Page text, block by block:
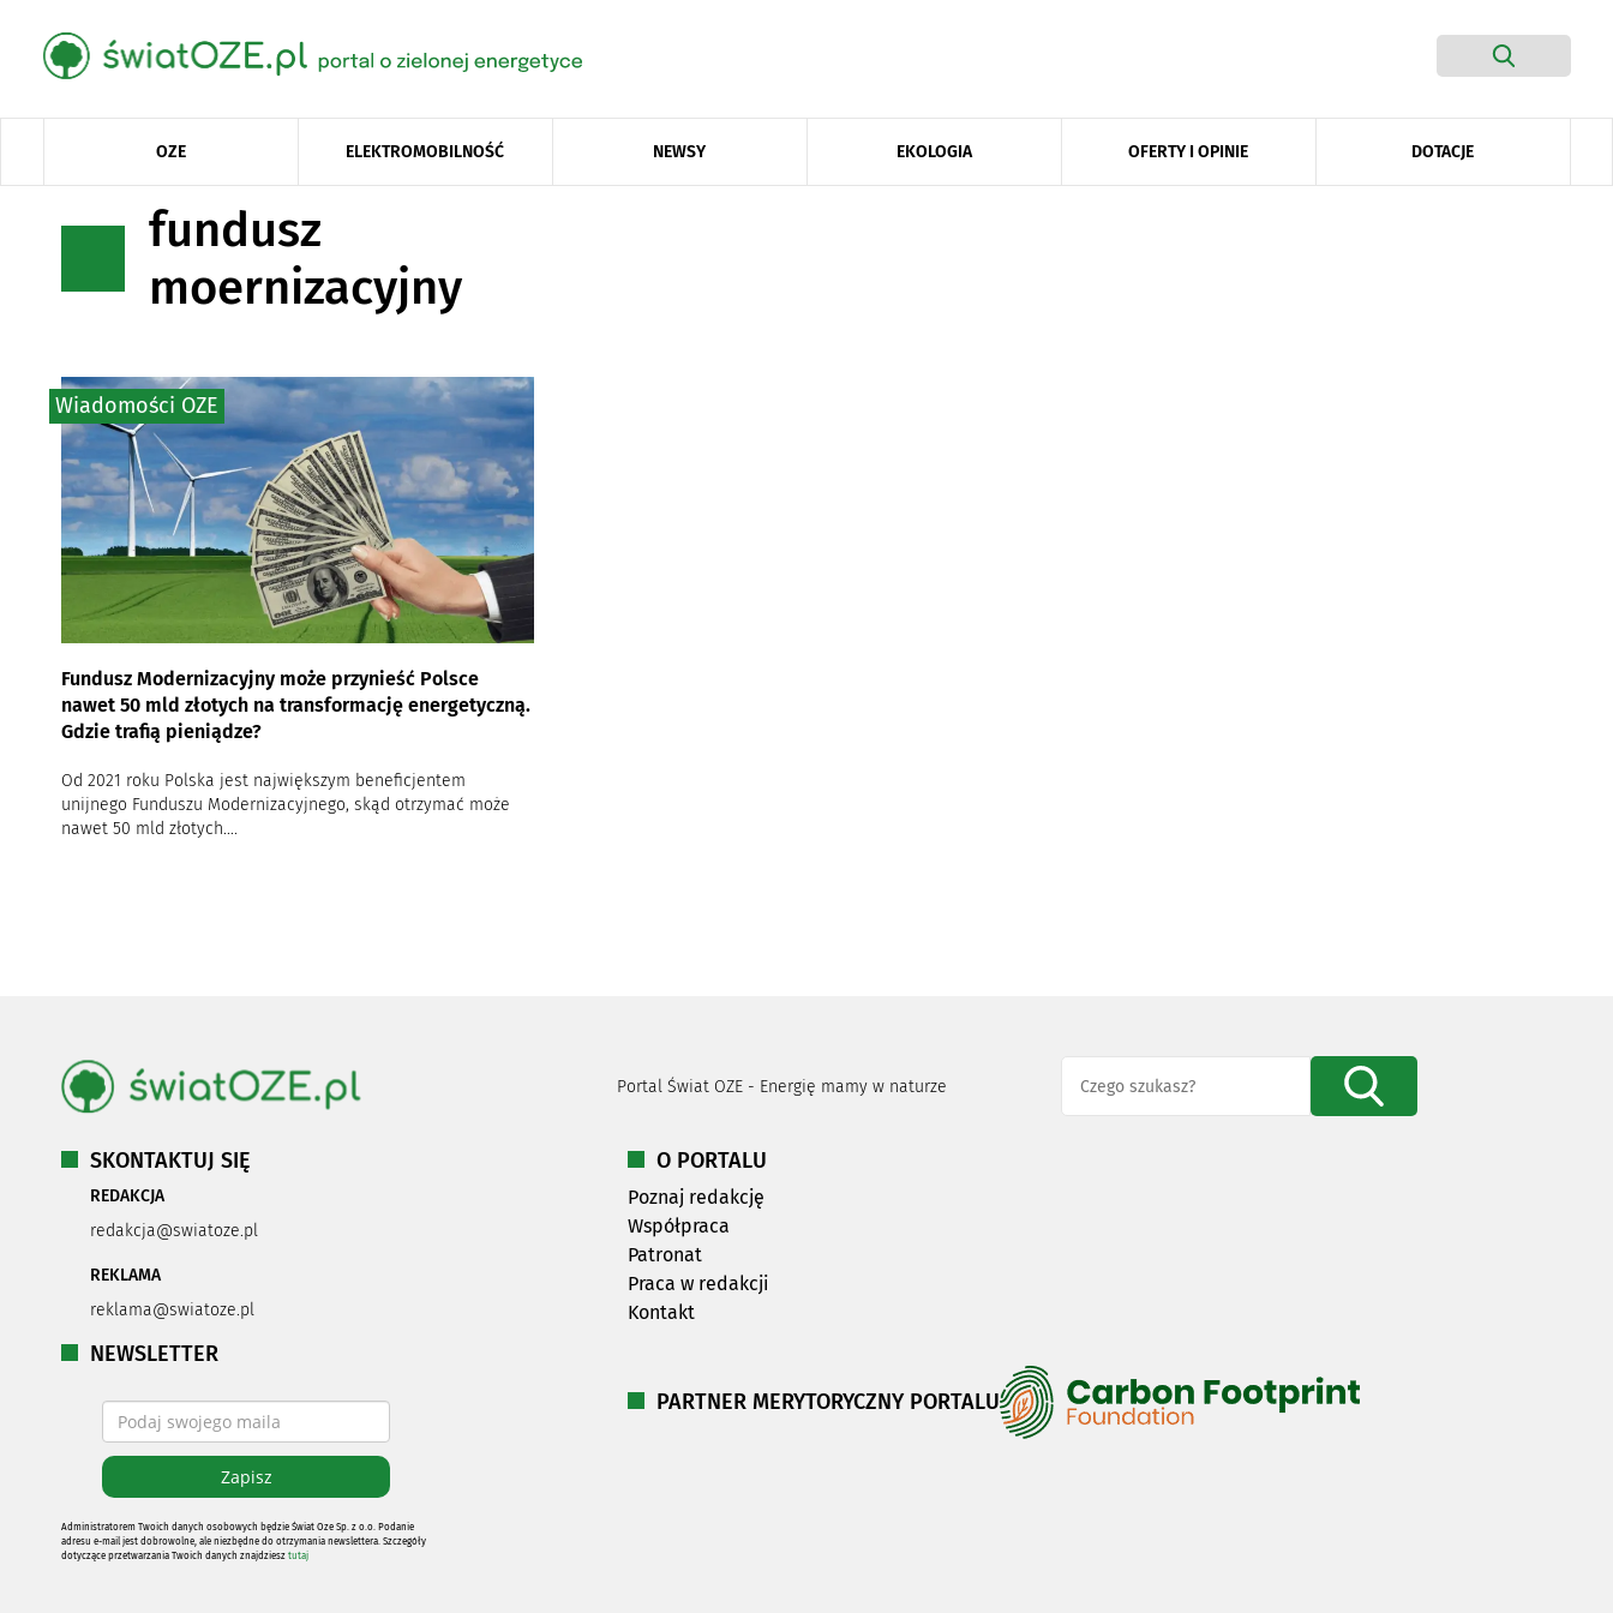
OZE ELEKTROMOBILNOŚĆ NEWSY EKOLOGIA OFERTY I OPINIE DOTACJE
fundusz
moernizacyjny
Fundusz Modernizacyjny może przynieść Polsce
nawet 50 mld złotych na transformację energetyczną.
Gdzie trafią pieniądze?
Od 2021 roku Polska jest największym beneficjentem
unijnego Funduszu Modernizacyjnego, skąd otrzymać może
nawet 50 mld złotych....
Wiadomości OZE
Portal Świat OZE - Energię mamy w naturze
SKONTAKTUJ SIĘ
REDAKCJA
redakcja@swiatoze.pl
REKLAMA
reklama@swiatoze.pl
NEWSLETTER
Administratorem Twoich danych osobowych będzie Świat Oze Sp. z o.o. Podanie
adresu e-mail jest dobrowolne, ale niezbędne do otrzymania newslettera. Szczegóły
dotyczące przetwarzania Twoich danych znajdziesz tutaj
O PORTALU
Poznaj redakcję
Współpraca
Patronat
Praca w redakcji
Kontakt
PARTNER MERYTORYCZNY PORTALU